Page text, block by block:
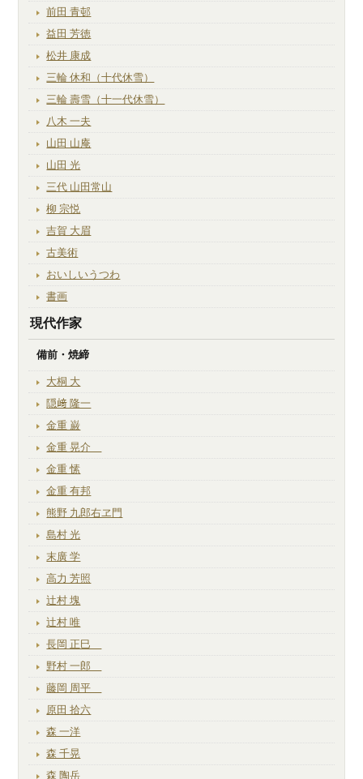
前田 青邨
益田 芳徳
松井 康成
三輪 休和（十代休雪）
三輪 壽雪（十一代休雪）
八木 一夫
山田 山庵
山田 光
三代 山田常山
柳 宗悦
吉賀 大眉
古美術
おいしいうつわ
書画
現代作家
備前・焼締
大桐 大
隠﨑 隆一
金重 巌
金重 晃介
金重 愫
金重 有邦
熊野 九郎右ヱ門
島村 光
末廣 学
高力 芳照
辻村 塊
辻村 唯
長岡 正巳
野村 一郎
藤岡 周平
原田 拾六
森 一洋
森 千晃
森 陶岳